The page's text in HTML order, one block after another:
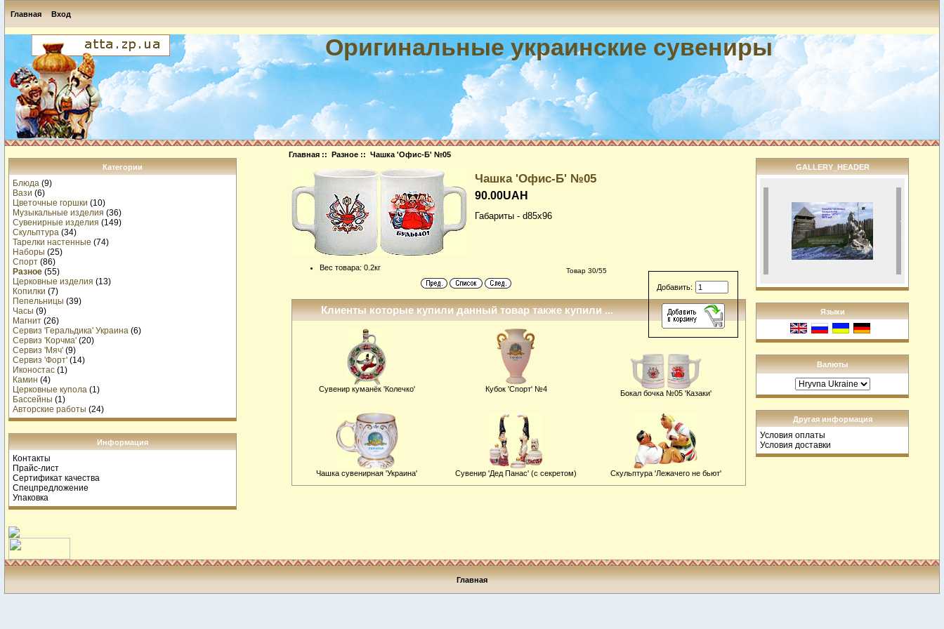
Главная Вход
Оригинальные украинские сувениры
Категории
Блюда (9)
Вази (6)
Цветочные горшки (10)
Музыкальные изделия (36)
Сувенирные изделия (149)
Скульптура (34)
Тарелки настенные (74)
Наборы (25)
Спорт (86)
Разное (55)
Церковные изделия (13)
Копилки (7)
Пепельницы (39)
Часы (9)
Магнит (26)
Сервиз 'Геральдика' Украина (6)
Сервиз 'Корчма' (20)
Сервиз 'Мяч' (9)
Сервиз 'Форт' (14)
Иконостас (1)
Камин (4)
Церковные купола (1)
Бассейны (1)
Авторские работы (24)
Информация
Контакты
Прайс-лист
Сертификат качества
Спецпредложение
Упаковка
Главная ::Разное :: Чашка 'Офис-Б' №05
Чашка 'Офис-Б' №05
90.00UAH
Габариты - d85x96
Добавить:
Вес товара: 0.2кг Товар 30/55
Клиенты которые купили данный товар также купили ...
Сувенир куманёк 'Колечко' Кубок 'Спорт' №4 Бокал бочка №05 'Казаки'
Чашка сувенирная 'Украина' Сувенир 'Дед Панас' (с секретом) Скульптура 'Лежачего не бьют'
GALLERY_HEADER
Языки
Валюты
Другая информация
Условия оплаты
Условия доставки
Главная